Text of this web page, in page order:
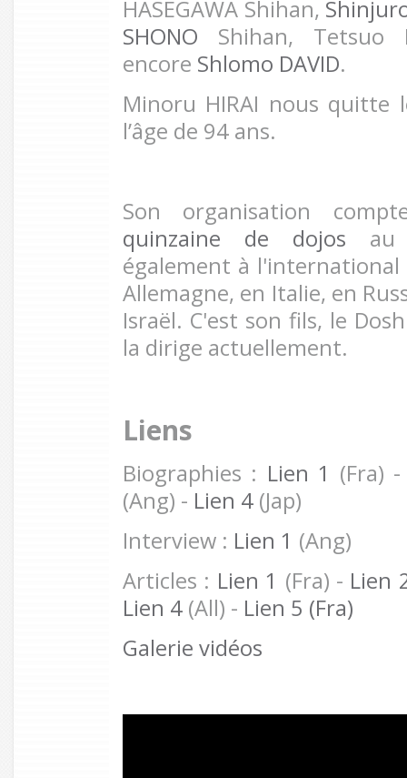
HASEGAWA Shihan,
SHONO Shihan, Tetsuo
encore Shlomo DAVID.
Minoru HIRAI nous quitte
l’âge de 94 ans.
Son organisation
quinzaine de dojos au
également à
Allemagne, en Italie, en
Israël. C'est son fils, le
la dirige actuellement.
Liens
Biographies : Lien 1 (Fra)
(Ang) - Lien 4 (Jap)
Interview : Lien 1 (Ang)
Articles : Lien 1 (Fra) - Lien
Lien 4 (All) - Lien 5 (Fra)
Galerie vidéos